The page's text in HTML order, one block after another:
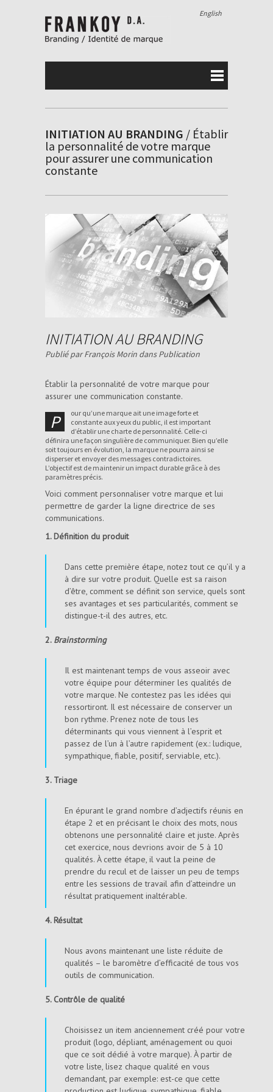
English
INITIATION AU BRANDING / Établir
la personnalité de votre marque
pour assurer une communication
constante
INITIATION AU BRANDING
Publié par François Morin dansPublication
Établir la personnalité de votre marque pour
assurer une communication constante.
P
our qu’une marque ait une image forte et
constante aux yeux du public, il est important
d’établir une charte de personnalité. Celle-ci
définira une façon singulière de communiquer. Bien qu’elle
soit toujours en évolution, la marque ne pourra ainsi se
disperser et envoyer des messages contradictoires.
L’objectif est de maintenir un impact durable grâce à des
paramètres précis.
Voici comment personnaliser votre marque et lui
permettre de garder la ligne directrice de ses
communications.
1. Définition du produit
Dans cette première étape, notez tout ce qu’il y a
à dire sur votre produit. Quelle est sa raison
d’être, comment se définit son service, quels sont
ses avantages et ses particularités, comment se
distingue-t-il des autres, etc.
2. Brainstorming
Il est maintenant temps de vous asseoir avec
votre équipe pour déterminer les qualités de
votre marque. Ne contestez pas les idées qui
ressortiront. Il est nécessaire de conserver un
bon rythme. Prenez note de tous les
déterminants qui vous viennent à l’esprit et
passez de l’un à l’autre rapidement (ex.: ludique,
sympathique, fiable, positif, serviable, etc.).
3. Triage
En épurant le grand nombre d’adjectifs réunis en
étape 2 et en précisant le choix des mots, nous
obtenons une personnalité claire et juste. Après
cet exercice, nous devrions avoir de 5 à 10
qualités. À cette étape, il vaut la peine de
prendre du recul et de laisser un peu de temps
entre les sessions de travail afin d’atteindre un
résultat pratiquement inaltérable.
4. Résultat
Nous avons maintenant une liste réduite de
qualités – le baromètre d’efficacité de tous vos
outils de communication.
5. Contrôle de qualité
Choisissez un item anciennement créé pour votre
produit (logo, dépliant, aménagement ou quoi
que ce soit dédié à votre marque). À partir de
votre liste, lisez chaque qualité en vous
demandant, par exemple: est-ce que cette